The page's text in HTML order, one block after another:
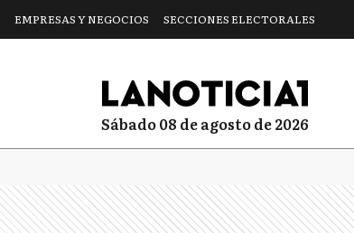
EMPRESAS Y NEGOCIOS SECCIONES ELECTORALES
sábado 08 de agosto de 2026